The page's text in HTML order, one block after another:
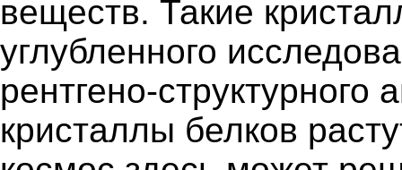
веществ. Такие
углубленного
рентгено-
кристаллы белков